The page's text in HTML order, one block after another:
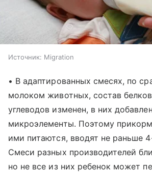
Источник: Migration
• В адаптированных смесях, по
молоком животных, состав
углеводов изменен, в них
микроэлементы. Поэтому
ими питаются, вводят не раньше
Смеси разных производителей
но не все из них ребенок может